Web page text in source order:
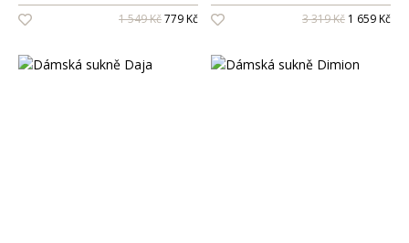
1 549 Kč779 Kč
3 319 Kč 1 659 Kč